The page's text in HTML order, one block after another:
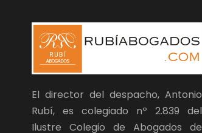
El director del despacho, Antonio
Rubí, es colegiado nº 2.839 del
Ilustre Colegio de Abogados de